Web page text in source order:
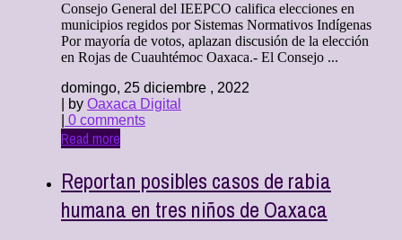
Consejo General del IEEPCO califica elecciones en
municipios regidos por Sistemas Normativos Indígenas
Por mayoría de votos, aplazan discusión de la elección
en Rojas de Cuauhtémoc Oaxaca.- El Consejo ...
domingo, 25 diciembre , 2022
| by Oaxaca Digital
0 comments
Read more
Reportan posibles casos de rabia
humana en tres niños de Oaxaca